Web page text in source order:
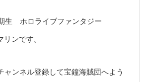
生 ホロライブファンタジー
ンです。
ャンネル登録して宝鐘海賊団へよう